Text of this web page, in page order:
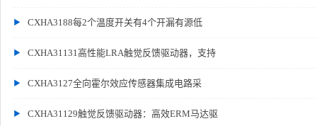
CXHA3188每2个温度开关有4个开漏有源低
CXHA31131高性能LRA触觉反馈驱动器，支持
CXHA3127全向霍尔效应传感器集成电路采
CXHA31129触觉反馈驱动器：高效ERM马达驱